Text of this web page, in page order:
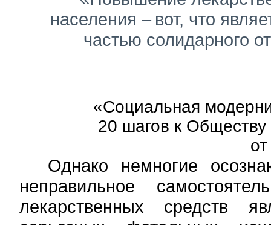
населения – вот, что
частью солидарного
«Социальная
20 шагов к
Однако немногие
неправильное
лекарственных средств